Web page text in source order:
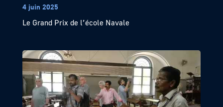
4 juin 2025
Le Grand Prix de l’école Navale